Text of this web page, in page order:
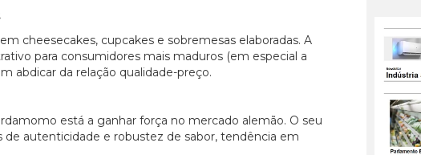
cheesecakes, cupcakes e sobremesas elaboradas. A
para consumidores mais maduros (em especial a
abdicar da relação qualidade-preço.
está a ganhar força no mercado alemão. O seu
autenticidade e robustez de sabor, tendência em